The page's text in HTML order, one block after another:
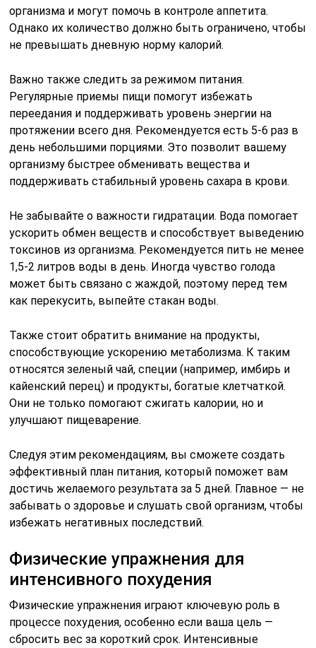
организма и могут помочь в контроле аппетита.
Однако их количество должно быть ограничено, чтобы
не превышать дневную норму калорий.
Важно также следить за режимом питания.
Регулярные приемы пищи помогут избежать
переедания и поддерживать уровень энергии на
протяжении всего дня. Рекомендуется есть 5-6 раз в
день небольшими порциями. Это позволит вашему
организму быстрее обменивать вещества и
поддерживать стабильный уровень сахара в крови.
Не забывайте о важности гидратации. Вода помогает
ускорить обмен веществ и способствует выведению
токсинов из организма. Рекомендуется пить не менее
1,5-2 литров воды в день. Иногда чувство голода
может быть связано с жаждой, поэтому перед тем
как перекусить, выпейте стакан воды.
Также стоит обратить внимание на продукты,
способствующие ускорению метаболизма. К таким
относятся зеленый чай, специи (например, имбирь и
кайенский перец) и продукты, богатые клетчаткой.
Они не только помогают сжигать калории, но и
улучшают пищеварение.
Следуя этим рекомендациям, вы сможете создать
эффективный план питания, который поможет вам
достичь желаемого результата за 5 дней. Главное — не
забывать о здоровье и слушать свой организм, чтобы
избежать негативных последствий.
Физические упражнения для
интенсивного похудения
Физические упражнения играют ключевую роль в
процессе похудения, особенно если ваша цель —
сбросить вес за короткий срок. Интенсивные